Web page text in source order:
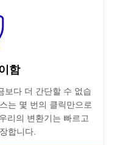
함
보다 더 간단할 수 없습
는 몇 번의 클릭만으로
리의 변환기는 빠르고
합니다.